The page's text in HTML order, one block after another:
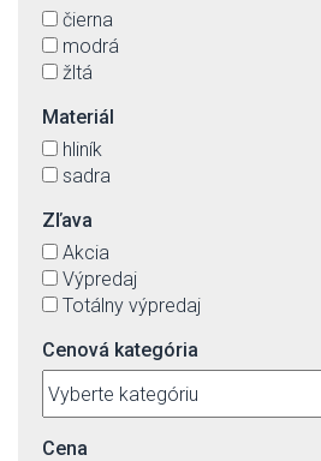
čierna
modrá
žltá
Materiál
hliník
sadra
Zľava
Akcia
Výpredaj
Totálny výpredaj
Cenová kategória
Cena